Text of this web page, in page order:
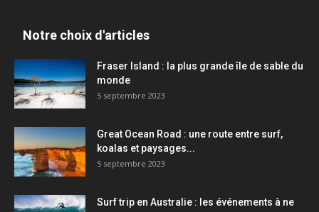
Notre choix d'articles
Fraser Island : la plus grande île de sable du
monde
5 septembre 2023
Great Ocean Road : une route entre surf,
koalas et paysages...
5 septembre 2023
Surf trip en Australie : les événements à ne